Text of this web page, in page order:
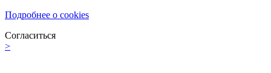
Подробнее о cookies
Согласиться
>